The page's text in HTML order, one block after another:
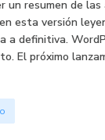
un resumen de
esta versión
a definitiva.
El próximo